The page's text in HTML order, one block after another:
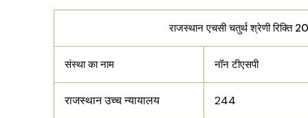
राजस्थान एचसी चतुर्थ श्रेणी रिक्ति
संस्था का नाम नॉन टीएसपी
राजस्थान उच्च न्यायालय 244